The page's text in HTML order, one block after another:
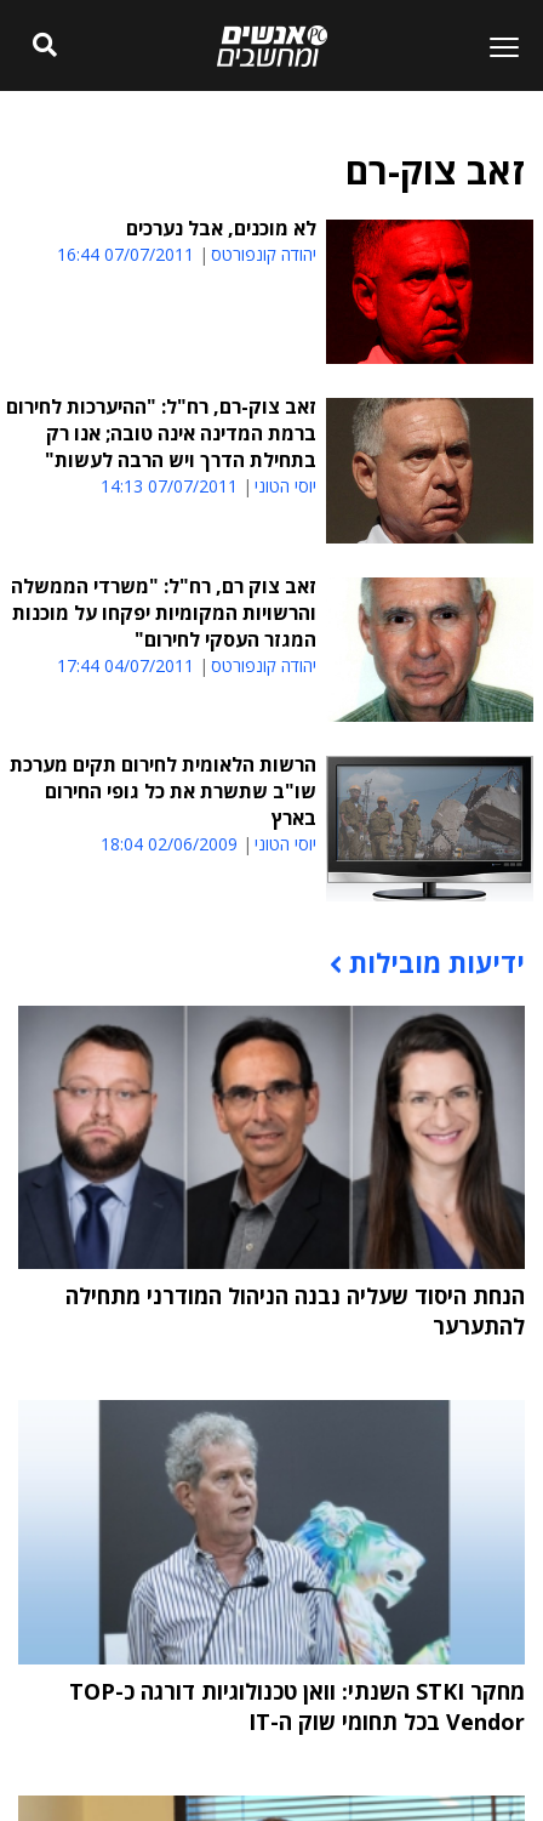
זאב צוק-רם
לא מוכנים, אבל נערכים
יהודה קונפורטס 07/07/2011 16:44
זאב צוק-רם, רח"ל: "ההיערכות לחירום
ברמת המדינה אינה טובה; אנו רק
בתחילת הדרך ויש הרבה לעשות"
יוסי הטוני 07/07/2011 14:13
זאב צוק רם, רח"ל: "משרדי הממשלה
והרשויות המקומיות יפקחו על מוכנות
המגזר העסקי לחירום"
יהודה קונפורטס 04/07/2011 17:44
הרשות הלאומית לחירום תקים מערכת
שו"ב שתשרת את כל גופי החירום
בארץ
יוסי הטוני 02/06/2009 18:04
תוכן פרסומי
ידיעות מובילות
הנחת היסוד שעליה נבנה הניהול המודרני מתחילה
להתערער
מחקר STKI השנתי: וואן טכנולוגיות דורגה כ-TOP
Vendor בכל תחומי שוק ה-IT